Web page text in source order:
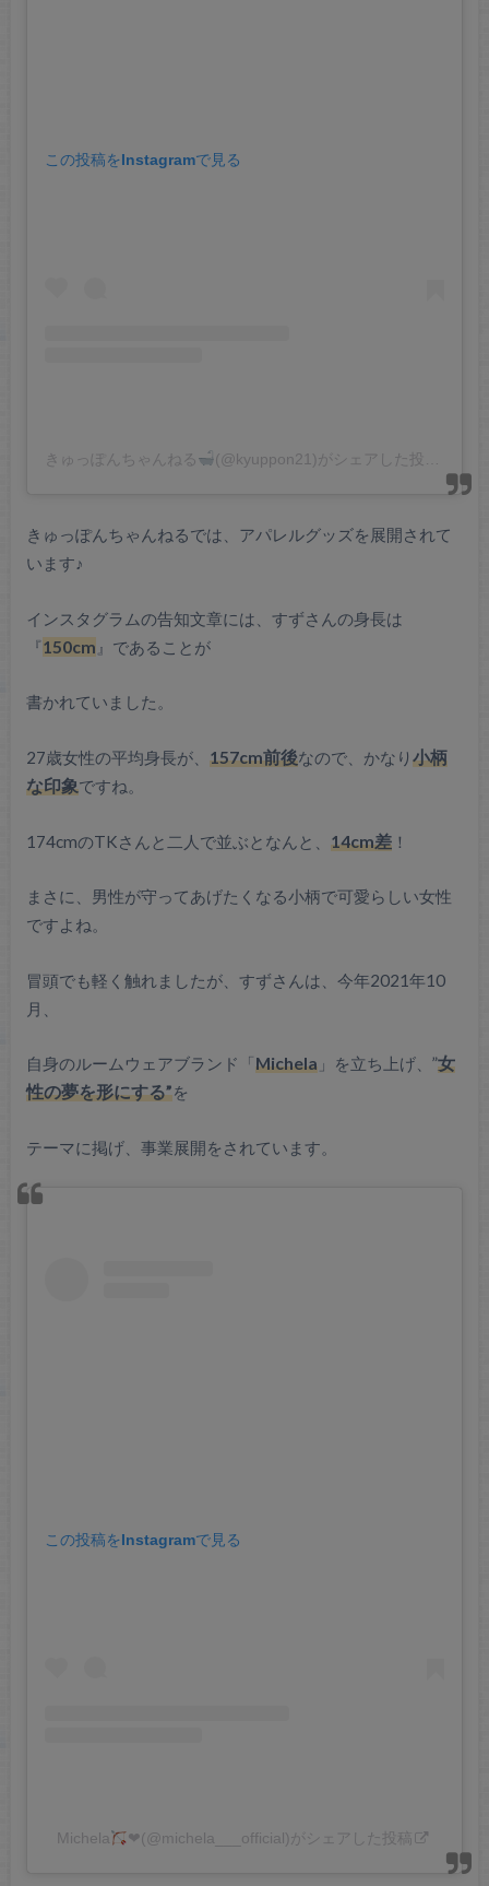
この投稿をInstagramで見る
きゅっぽんちゃんねる (@kyuppon21)がシェアした投稿
きゅっぽんちゃんねるでは、アパレルグッズを展開されて
います♪
インスタグラムの告知文章には、すずさんの身長は
『150cm 』であることが
書かれていました。
27歳女性の平均身長が、 157cm前後なので、かなり 小柄
な印象ですね。
174cmのTKさんと二人で並ぶとなんと、 14cm差！
まさに、男性が守ってあげたくなる小柄で可愛らしい女性
ですよね。
冒頭でも軽く触れましたが、すずさんは、今年2021年10
月、
自身のルームウェアブランド「Michela」を立ち上げ、”女
性の夢を形にする”を
テーマに掲げ、事業展開をされています。
この投稿をInstagramで見る
Michela ❤︎(@michela___official)がシェアした投稿